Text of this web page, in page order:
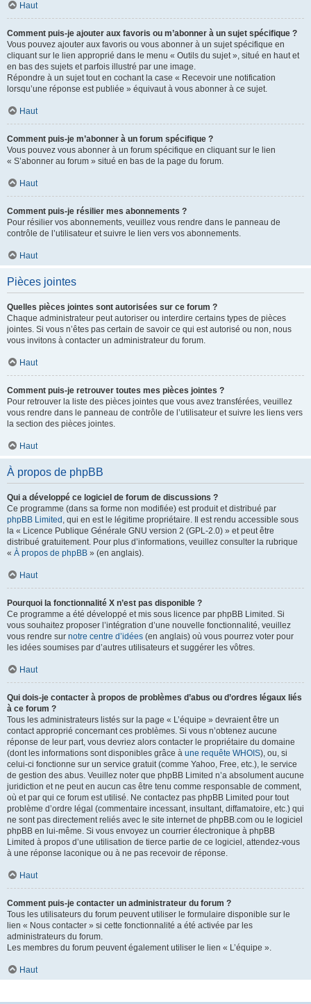
Haut
Comment puis-je ajouter aux favoris ou m’abonner à un sujet spécifique ?
Vous pouvez ajouter aux favoris ou vous abonner à un sujet spécifique en
cliquant sur le lien approprié dans le menu « Outils du sujet », situé en haut et
en bas des sujets et parfois illustré par une image.
Répondre à un sujet tout en cochant la case « Recevoir une notification
lorsqu’une réponse est publiée » équivaut à vous abonner à ce sujet.
Haut
Comment puis-je m’abonner à un forum spécifique ?
Vous pouvez vous abonner à un forum spécifique en cliquant sur le lien
« S’abonner au forum » situé en bas de la page du forum.
Haut
Comment puis-je résilier mes abonnements ?
Pour résilier vos abonnements, veuillez vous rendre dans le panneau de
contrôle de l’utilisateur et suivre le lien vers vos abonnements.
Haut
Pièces jointes
Quelles pièces jointes sont autorisées sur ce forum ?
Chaque administrateur peut autoriser ou interdire certains types de pièces
jointes. Si vous n’êtes pas certain de savoir ce qui est autorisé ou non, nous
vous invitons à contacter un administrateur du forum.
Haut
Comment puis-je retrouver toutes mes pièces jointes ?
Pour retrouver la liste des pièces jointes que vous avez transférées, veuillez
vous rendre dans le panneau de contrôle de l’utilisateur et suivre les liens vers
la section des pièces jointes.
Haut
À propos de phpBB
Qui a développé ce logiciel de forum de discussions ?
Ce programme (dans sa forme non modifiée) est produit et distribué par
phpBB Limited , qui en est le légitime propriétaire. Il est rendu accessible sous
la « Licence Publique Générale GNU version 2 (GPL-2.0) » et peut être
distribué gratuitement. Pour plus d’informations, veuillez consulter la rubrique
« À propos de phpBB » (en anglais).
Haut
Pourquoi la fonctionnalité X n’est pas disponible ?
Ce programme a été développé et mis sous licence par phpBB Limited. Si
vous souhaitez proposer l’intégration d’une nouvelle fonctionnalité, veuillez
vous rendre sur notre centre d’idées (en anglais) où vous pourrez voter pour
les idées soumises par d’autres utilisateurs et suggérer les vôtres.
Haut
Qui dois-je contacter à propos de problèmes d’abus ou d’ordres légaux liés
à ce forum ?
Tous les administrateurs listés sur la page « L’équipe » devraient être un
contact approprié concernant ces problèmes. Si vous n’obtenez aucune
réponse de leur part, vous devriez alors contacter le propriétaire du domaine
(dont les informations sont disponibles grâce à une requête WHOIS), ou, si
celui-ci fonctionne sur un service gratuit (comme Yahoo, Free, etc.), le service
de gestion des abus. Veuillez noter que phpBB Limited n’a absolument aucune
juridiction et ne peut en aucun cas être tenu comme responsable de comment,
où et par qui ce forum est utilisé. Ne contactez pas phpBB Limited pour tout
problème d’ordre légal (commentaire incessant, insultant, diffamatoire, etc.) qui
ne sont pas directement reliés avec le site internet de phpBB.com ou le logiciel
phpBB en lui-même. Si vous envoyez un courrier électronique à phpBB
Limited à propos d’une utilisation de tierce partie de ce logiciel, attendez-vous
à une réponse laconique ou à ne pas recevoir de réponse.
Haut
Comment puis-je contacter un administrateur du forum ?
Tous les utilisateurs du forum peuvent utiliser le formulaire disponible sur le
lien « Nous contacter » si cette fonctionnalité a été activée par les
administrateurs du forum.
Les membres du forum peuvent également utiliser le lien « L’équipe ».
Haut